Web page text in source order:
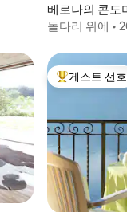
베로나의 콘도
돌다리 위에 •
상위 게스트
게스트 선호